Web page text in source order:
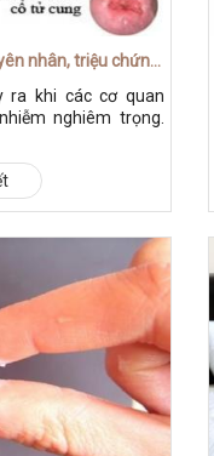
Viêm phụ khoa nặng : Nguyên nhân, triệu chứng và cách điều trị hiệu quả 2023
ra khi các cơ quan
nghiêm trọng.